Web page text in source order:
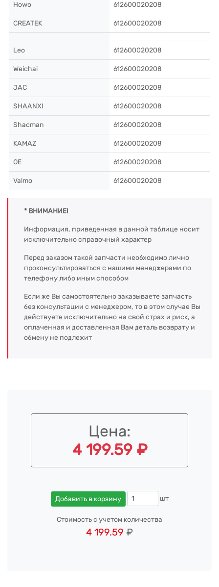
Howo 612600020208
CREATEK 612600020208
Leo 612600020208
Weichai 612600020208
JAC 612600020208
SHAANXI 612600020208
Shacman 612600020208
KAMAZ 612600020208
OE 612600020208
Valmo 612600020208
* ВНИМАНИЕ!
Информация, приведенная в данной таблице носит
исключительно справочный характер
Перед заказом такой запчасти необходимо лично
проконсультироваться с нашими менеджерами по
телефону либо иным способом
Если же Вы самостоятельно заказываете запчасть
без консультации с менеджером, то в этом случае Вы
действуете исключительно на свой страх и риск, а
оплаченная и доставленная Вам деталь возврату и
обмену не подлежит
Цена:
4 199.59 ₽
Добавить в корзину шт
Стоимость с учетом количества
4 199.59 ₽